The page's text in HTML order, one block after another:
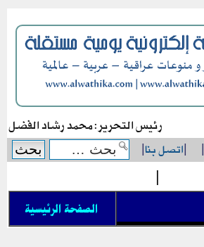
رئيس التحرير: محمد رشاد الفضل
|
|اتصل بنا|
|
الصفحة الرئيسية